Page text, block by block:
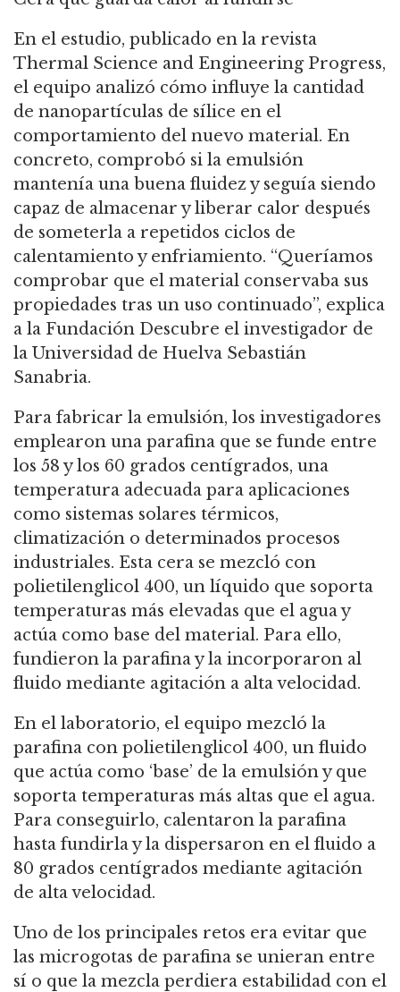
En el estudio, publicado en la revista
Thermal Science and Engineering Progress,
el equipo analizó cómo influye la cantidad
de nanopartículas de sílice en el
comportamiento del nuevo material. En
concreto, comprobó si la emulsión
mantenía una buena fluidez y seguía siendo
capaz de almacenar y liberar calor después
de someterla a repetidos ciclos de
calentamiento y enfriamiento. “Queríamos
comprobar que el material conservaba sus
propiedades tras un uso continuado”, explica
a la Fundación Descubre el investigador de
la Universidad de Huelva Sebastián
Sanabria.
Para fabricar la emulsión, los investigadores
emplearon una parafina que se funde entre
los 58 y los 60 grados centígrados, una
temperatura adecuada para aplicaciones
como sistemas solares térmicos,
climatización o determinados procesos
industriales. Esta cera se mezcló con
polietilenglicol 400, un líquido que soporta
temperaturas más elevadas que el agua y
actúa como base del material. Para ello,
fundieron la parafina y la incorporaron al
fluido mediante agitación a alta velocidad.
En el laboratorio, el equipo mezcló la
parafina con polietilenglicol 400, un fluido
que actúa como ‘base’ de la emulsión y que
soporta temperaturas más altas que el agua.
Para conseguirlo, calentaron la parafina
hasta fundirla y la dispersaron en el fluido a
80 grados centígrados mediante agitación
de alta velocidad.
Uno de los principales retos era evitar que
las microgotas de parafina se unieran entre
sí o que la mezcla perdiera estabilidad con el